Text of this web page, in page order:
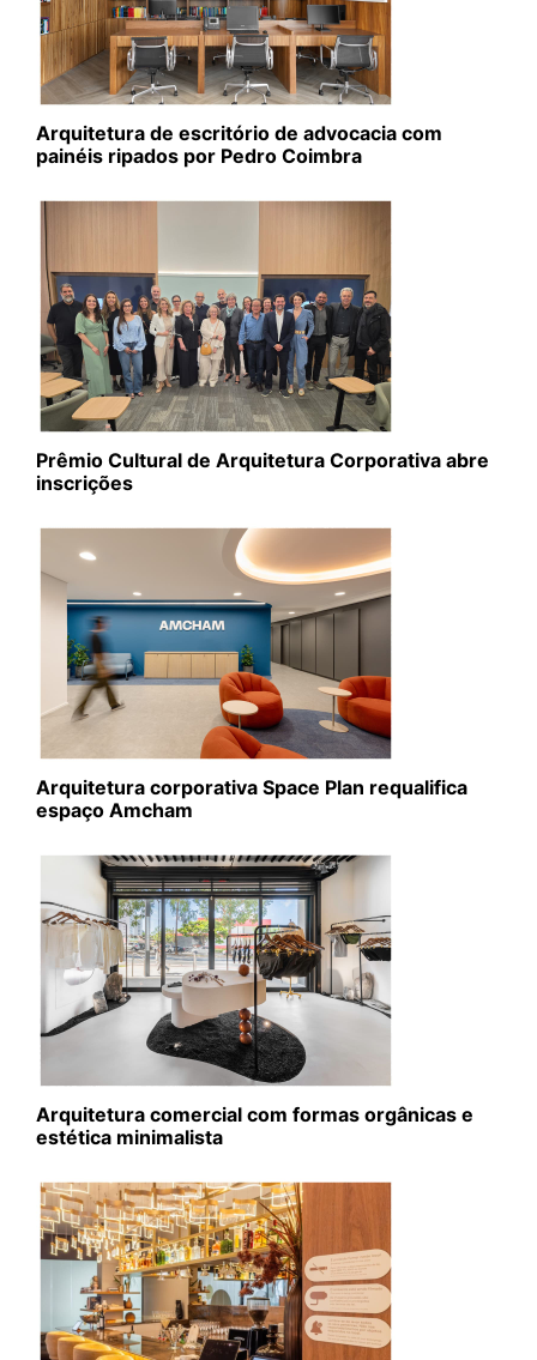
Arquitetura de escritório de advocacia com
painéis ripados por Pedro Coimbra
Prêmio Cultural de Arquitetura Corporativa abre
inscrições
Arquitetura corporativa Space Plan requalifica
espaço Amcham
Arquitetura comercial com formas orgânicas e
estética minimalista